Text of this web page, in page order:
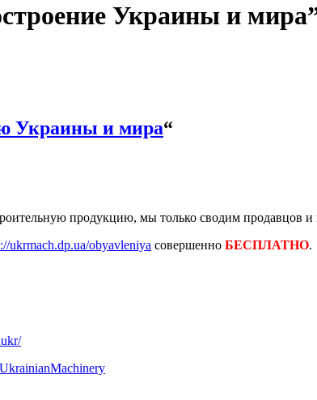
Украины и
Украины и мира“
продукцию, мы только сводим продавцов и
ukrmach.dp.ua/obyavleniya совершенно БЕСПЛАТНО.